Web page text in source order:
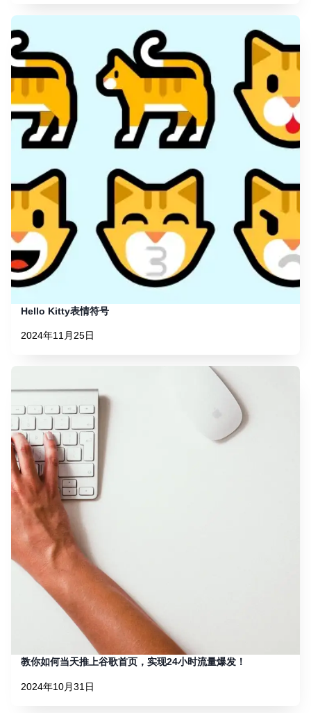
Hello Kitty表情符号
2024年11月25日
教你如何当天推上谷歌首页，实现24小时流量爆发！
2024年10月31日